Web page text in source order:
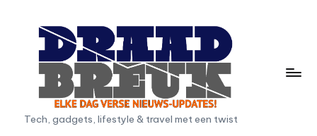
D
Tech, gadgets, lifestyle & travel met een twist